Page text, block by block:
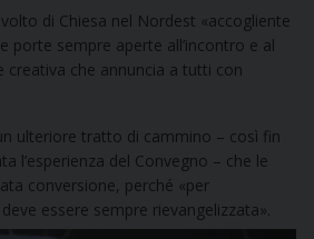
di Chiesa nel Nordest «accogliente
porte sempre aperte all’incontro e al
che annuncia a tutti con
ulteriore tratto di cammino – così fin
l’esperienza del Convegno – che le
conversione, perché «per
essere sempre rievangelizzata».